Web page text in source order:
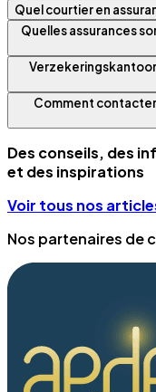
Quel courtier en
Quelles assurances
Comment
Des conseils, des
et des inspirations
Voir tous nos
Nos partenaires de